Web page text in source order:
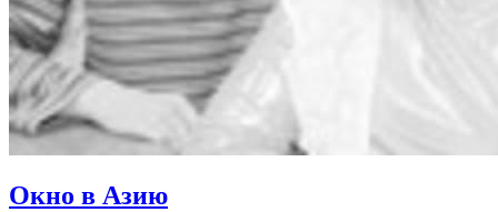
Окно в Азию